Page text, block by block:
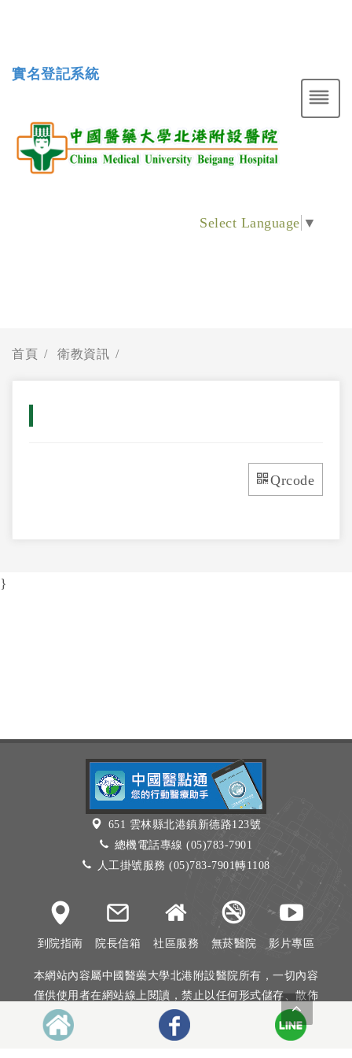
實名登記系統
Select Language ▼
首頁 衛教資訊
Qrcode
}
651 雲林縣北港鎮新德路123號
總機電話專線 (05)783-7901
人工掛號服務 (05)783-7901轉1108
到院指南 院長信箱 社區服務 無菸醫院 影片專區
本網站內容屬中國醫藥大學北港附設醫院所有，一切內容
僅供使用者在網站線上閱讀，禁止以任何形式儲存、散佈
或重製部分或全部內容
本網站建議以Internet Explorer 10以上、Firefox或Google